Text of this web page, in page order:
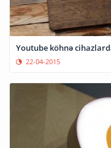
Youtube köhnə
22-04-2015